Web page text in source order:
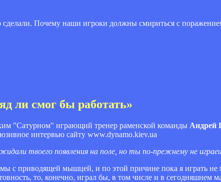
Почему наши игроки должны смириться с
ли смог бы работать»
"Сатурном" играющий тренер раменской команды Андрей
интервью сайту www.dynamo.kiev.ua
твоего появления на поле, но ты по-прежнему не
с приводящей мышцей, и по этой причине пока я играть не
то, конечно, играл бы, в том числе и в сегодняшнем